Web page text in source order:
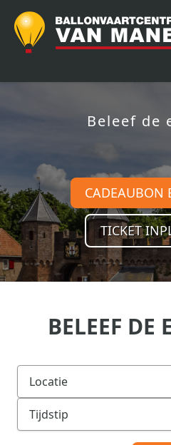
Beleef de
CADEAUBON
TICKET
BELEEF DE